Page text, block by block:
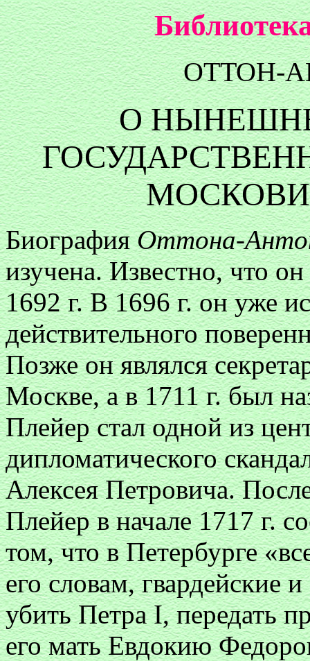
ОТТОН-
О
БиографияОттона-
изучена. Известно, что
1692 г. В 1696 г. он уже
действительного
Позже он являлся
Москве, а в 1711 г. был
Плейер стал одной из
дипломатического
Алексея Петровича.
Плейер в начале 1717 г.
том, что в Петербурге
его словам, гвардейские
убить Петра I, передать
его мать Евдокию